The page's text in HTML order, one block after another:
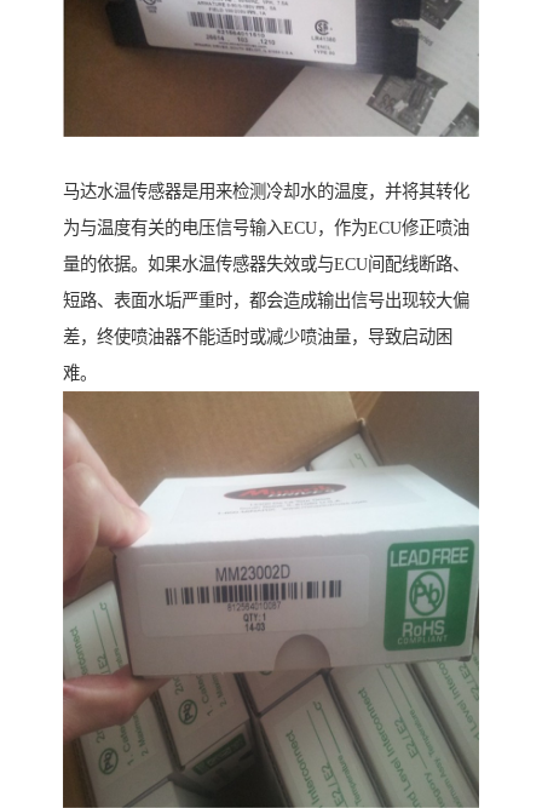
马达水温传感器是用来检测冷却水的温度，并将其转化
为与温度有关的电压信号输入ECU，作为ECU修正喷油
量的依据。如果水温传感器失效或与ECU间配线断路、
短路、表面水垢严重时，都会造成输出信号出现较大偏
差，终使喷油器不能适时或减少喷油量，导致启动困
难。